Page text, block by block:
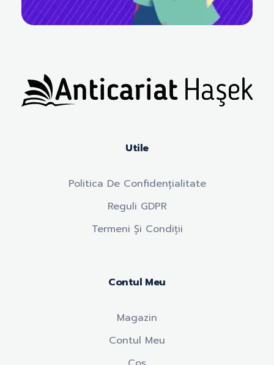
Utile
Politica De Confidențialitate
Reguli GDPR
Termeni Și Condiții
Contul Meu
Magazin
Contul Meu